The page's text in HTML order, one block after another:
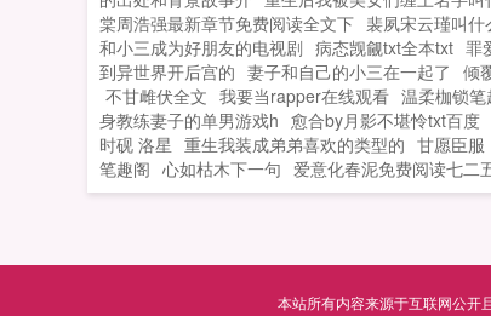
呼他送我鸡，果然喜欢我！周渡
我饭，果然喜欢我！...
亮，但生平第一次被人直勾勾地
些不自在，于是他做了个决定，
他！他看我眼神不对是喜欢我吧
我饭是喜欢我吧于是两人为了让
心，各自出招。做废了的菜送给
他。打死了的鸡，丢他门口，以
点。第二天一早两人同时推开门
棠周浩强最新章节免费阅读全文下 裴夙宋云瑾叫什
和小三成为好朋友的电视剧 病态觊觎txt全本txt 罪
到异世界开后宫的 妻子和自己的小三在一起了 倾
不甘雌伏全文 我要当rapper在线观看 温柔枷锁笔
身教练妻子的单男游戏h 愈合by月影不堪怜txt百度
时砚 洛星 重生我装成弟弟喜欢的类型的 甘愿臣服
笔趣阁 心如枯木下一句 爱意化春泥免费阅读七二
本站所有内容来源于互联网公开